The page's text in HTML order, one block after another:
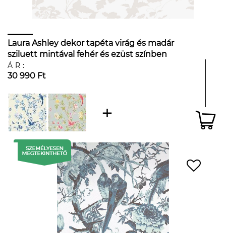
Laura Ashley dekor tapéta virág és madár
sziluett mintával fehér és ezüst színben
ÁR:
30 990 Ft